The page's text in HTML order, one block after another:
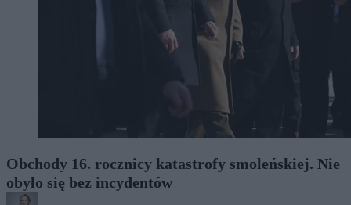
Obchody 16. rocznicy katastrofy smoleńskiej. Nie
obyło się bez incydentów